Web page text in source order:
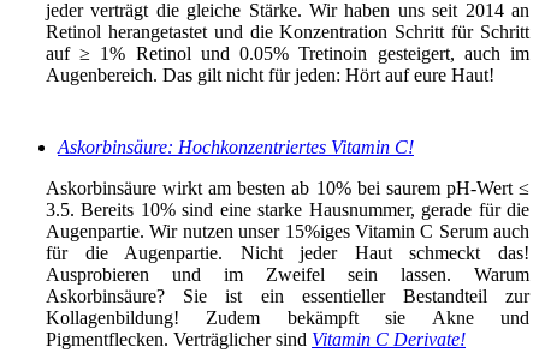
jeder verträgt die gleiche Stärke. Wir haben uns seit 2014 an
Retinol herangetastet und die Konzentration Schritt für Schritt
auf ≥ 1% Retinol und 0.05% Tretinoin gesteigert, auch im
Augenbereich. Das gilt nicht für jeden: Hört auf eure Haut!
Askorbinsäure: Hochkonzentriertes Vitamin C!
Askorbinsäure wirkt am besten ab 10% bei saurem pH-Wert ≤
3.5. Bereits 10% sind eine starke Hausnummer, gerade für die
Augenpartie. Wir nutzen unser 15%iges Vitamin C Serum auch
für die Augenpartie. Nicht jeder Haut schmeckt das!
Ausprobieren und im Zweifel sein lassen. Warum
Askorbinsäure? Sie ist ein essentieller Bestandteil zur
Kollagenbildung! Zudem bekämpft sie Akne und
Pigmentflecken. Verträglicher sind Vitamin C Derivate!